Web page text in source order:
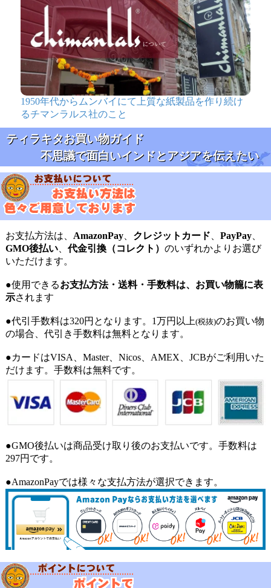
1950年代からムンバイにて上質な紙製品を作り続け
るチマンラルス社のこと
ティラキタお買い物ガイド
不思議で面白いインドとアジアを伝えたい
お支払方法は、 AmazonPay、 クレジットカード PayPay、
GMO後払い、代金引換（コレクト） のいずれかよりお選び
いただけます。
●使用できるお支払方法・送料・手数料は、お買い物籠に表
示されます
●代引手数料は320円となります。1万円以上(税抜)のお買い物
の場合、代引き手数料は無料となります。
●カードはVISA、Master、Nicos、AMEX、JCBがご利用いた
だけます。手数料は無料です。
●GMO後払いは商品受け取り後のお支払いです。手数料は
297円です。
●AmazonPayでは様々な支払方法が選択できます。